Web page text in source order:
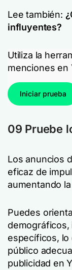
Lee también:
influyentes?
Utiliza la
menciones en
Iniciar prueba
09 Pruebe
Los anuncios
eficaz de
aumentando
Puedes
específicos, lo
público
publicidad en